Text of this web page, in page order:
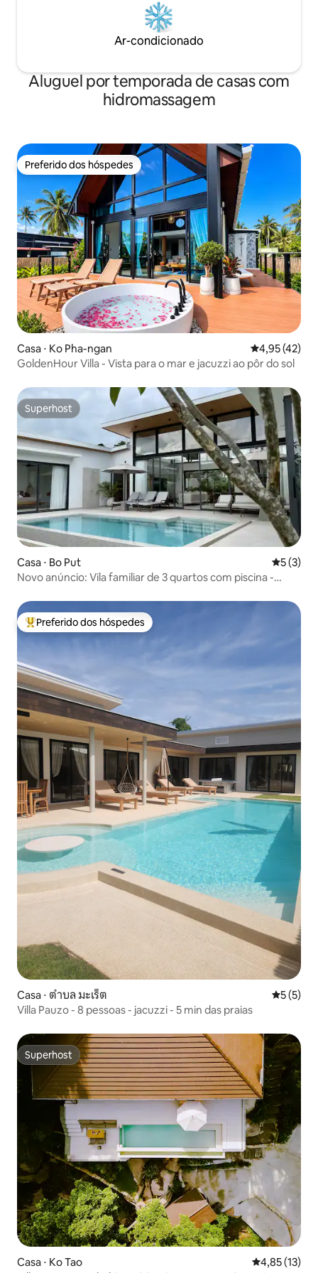
Ar-condicionado
Aluguel por temporada de casas com
hidromassagem
Preferido dos hóspedes
Preferido dos hóspedes
Casa ⋅ Ko Pha-ngan 4,95 de uma
4,95 (42)
GoldenHour Villa - Vista para o mar e jacuzzi ao pôr do sol
Superhost
Superhost
Casa ⋅ Bo Put 5 de
5 (3)
Novo anúncio: Vila familiar de 3 quartos com piscina -
Entre os melhores preferidos dos hóspedes
Preferido dos hóspedes
Casa ⋅ ตำบล มะเร็ต 5 de
5 (5)
Villa Pauzo - 8 pessoas - jacuzzi - 5 min das praias
Superhost
Superhost
Casa ⋅ Ko Tao 4,85 de uma
4,85 (13)